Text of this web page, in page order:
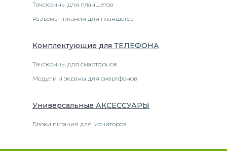
Тачскрины для планшетов
Разъемы питания для планшетов
Комплектующие для ТЕЛЕФОНА
Тачскрины для смартфонов
Модули и экраны для смартфонов
Универсальные АКСЕССУАРЫ
Блоки питания для мониторов